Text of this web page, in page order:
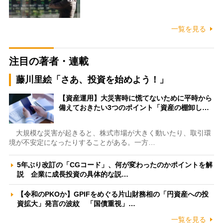
一覧を見る
注目の著者・連載
藤川里絵「さあ、投資を始めよう！」
【資産運用】大災害時に慌てないために平時から
備えておきたい3つのポイント「資産の棚卸し…
大規模な災害が起きると、株式市場が大きく動いたり、取引環
境が不安定になったりすることがある。一方…
5年ぶり改訂の「CGコード」、何が変わったのかポイントを解
説 企業に成長投資の具体的な説…
【令和のPKOか】GPIFをめぐる片山財務相の「円資産への投
資拡大」発言の波紋 「国債重視」…
一覧を見る